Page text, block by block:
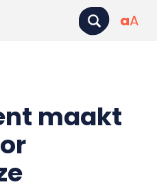
aA
maakt